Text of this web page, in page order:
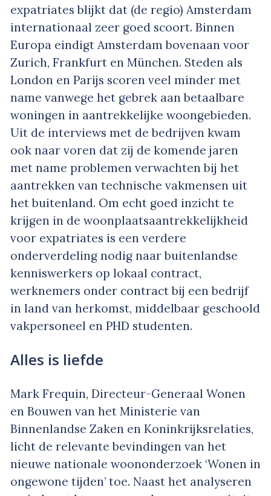
expatriates blijkt dat (de regio) Amsterdam
internationaal zeer goed scoort. Binnen
Europa eindigt Amsterdam bovenaan voor
Zurich, Frankfurt en München. Steden als
London en Parijs scoren veel minder met
name vanwege het gebrek aan betaalbare
woningen in aantrekkelijke woongebieden.
Uit de interviews met de bedrijven kwam
ook naar voren dat zij de komende jaren
met name problemen verwachten bij het
aantrekken van technische vakmensen uit
het buitenland. Om echt goed inzicht te
krijgen in de woonplaatsaantrekkelijkheid
voor expatriates is een verdere
onderverdeling nodig naar buitenlandse
kenniswerkers op lokaal contract,
werknemers onder contract bij een bedrijf
in land van herkomst, middelbaar geschoold
vakpersoneel en PHD studenten.
Alles is liefde
Mark Frequin, Directeur-Generaal Wonen
en Bouwen van het Ministerie van
Binnenlandse Zaken en Koninkrijksrelaties,
licht de relevante bevindingen van het
nieuwe nationale woononderzoek ‘Wonen in
ongewone tijden’ toe. Naast het analyseren